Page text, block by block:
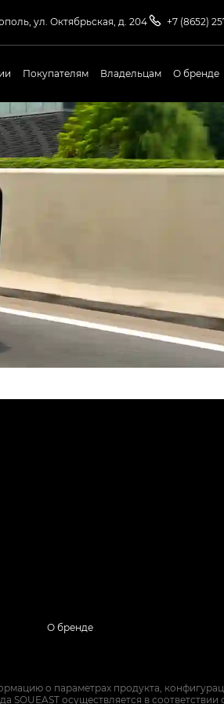
ул. Октябрьская, д. 204 +7 (8652)
Покупателям Владельцам О бренде
О бренде
о параметрах продукта,
осуществляется в соответствии